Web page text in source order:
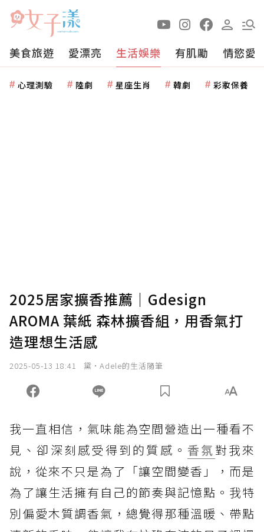
美食旅遊 愛漂亮 生活娛樂 有肌勵 情慾愛
心理測驗 陸劇 星座生肖 韓劇 彩妝保養
2025居家擴香推薦｜Gdesign
AROMA 葉紙 森林擴香組，用香氣打
造理想生活感
2025-05-13 18:41 黛•Adele的生活隨筆
我一直相信，氣味能為空間營造出一種看不
見、卻深刻感受得到的質感。 香氛對我來
說，從來不只是為了「讓空間變香」，而是
為了讓生活擁有自己的節奏與記憶點。我特
別偏愛木質調香氣，總覺得那種溫暖、帶點